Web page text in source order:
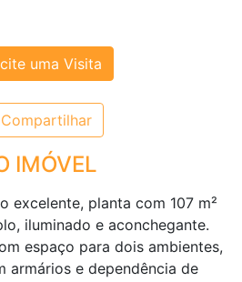
uma Visita
IMÓVEL
excelente, planta com 107 m²
iluminado e aconchegante.
espaço para dois ambientes,
armários e dependência de